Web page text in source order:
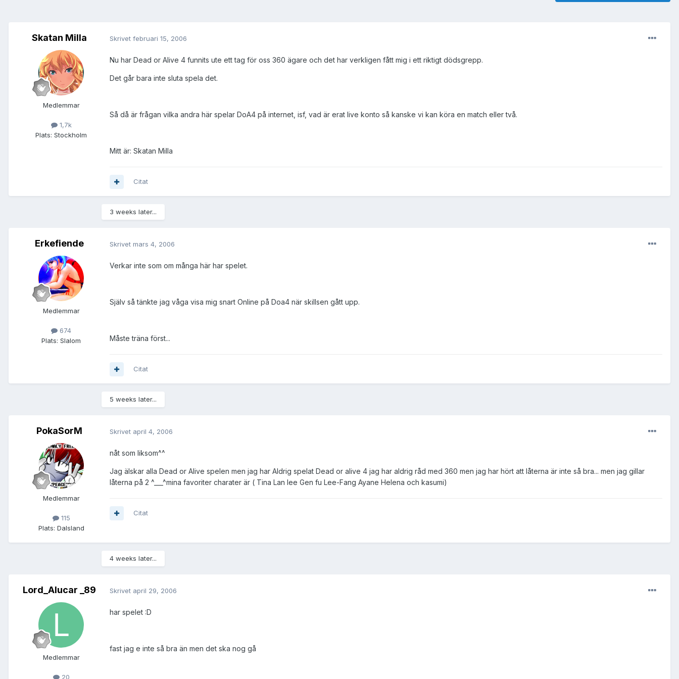
Skatan Milla
Medlemmar
1,7k
Plats: Stockholm
Skrivet februari 15, 2006
Nu har Dead or Alive 4 funnits ute ett tag för oss 360 ägare och det har verkligen fått mig i ett riktigt dödsgrepp.
Det går bara inte sluta spela det.
Så då är frågan vilka andra här spelar DoA4 på internet, isf, vad är erat live konto så kanske vi kan köra en match eller två.
Mitt är: Skatan Milla
Citat
3 weeks later...
Erkefiende
Medlemmar
674
Plats: Slalom
Skrivet mars 4, 2006
Verkar inte som om många här har spelet.
Själv så tänkte jag våga visa mig snart Online på Doa4 när skillsen gått upp.
Måste träna först...
Citat
5 weeks later...
PokaSorM
Medlemmar
115
Plats: Dalsland
Skrivet april 4, 2006
nåt som liksom^^
Jag älskar alla Dead or Alive spelen men jag har Aldrig spelat Dead or alive 4 jag har aldrig råd med 360 men jag har hört att låterna är inte så bra... men jag gillar
låterna på 2 ^___^mina favoriter charater är ( Tina Lan lee Gen fu Lee-Fang Ayane Helena och kasumi)
Citat
4 weeks later...
Lord_Alucar _89
Medlemmar
20
Skrivet april 29, 2006
har spelet :D
fast jag e inte så bra än men det ska nog gå